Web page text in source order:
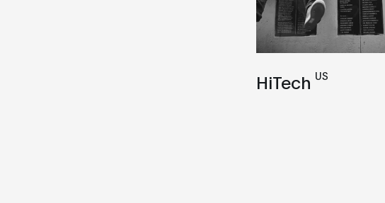
HiTech US